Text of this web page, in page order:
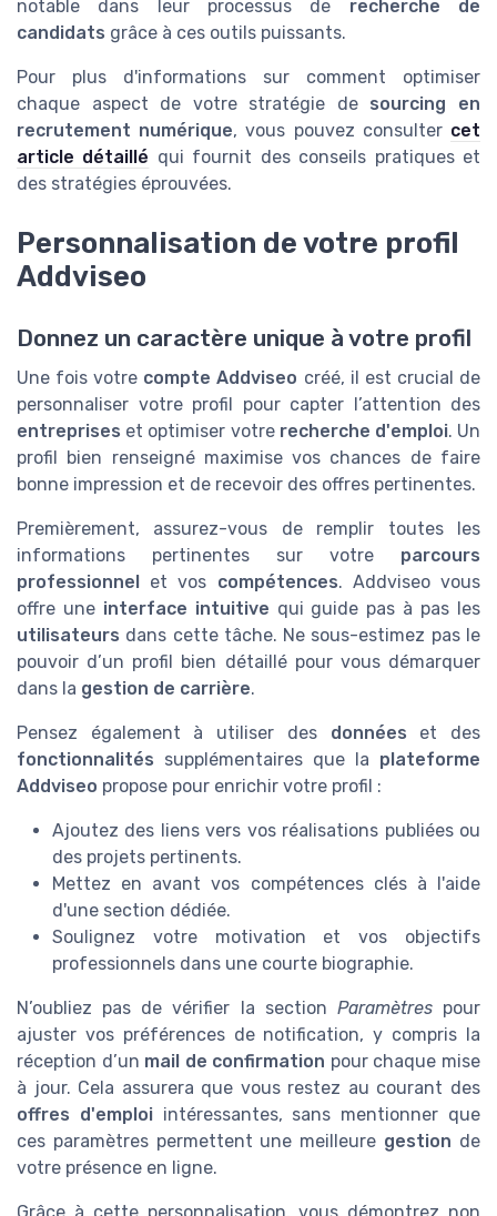
notable dans leur processus de recherche de
candidats grâce à ces outils puissants.
Pour plus d'informations sur comment optimiser
chaque aspect de votre stratégie de sourcing en
recrutement numérique, vous pouvez consulter cet
article détaillé qui fournit des conseils pratiques et
des stratégies éprouvées.
Personnalisation de votre profil
Addviseo
Donnez un caractère unique à votre profil
Une fois votre compte Addviseo créé, il est crucial de
personnaliser votre profil pour capter l’attention des
entreprises et optimiser votre recherche d'emploi. Un
profil bien renseigné maximise vos chances de faire
bonne impression et de recevoir des offres pertinentes.
Premièrement, assurez-vous de remplir toutes les
informations pertinentes sur votre parcours
professionnel et vos compétences. Addviseo vous
offre une interface intuitive qui guide pas à pas les
utilisateurs dans cette tâche. Ne sous-estimez pas le
pouvoir d’un profil bien détaillé pour vous démarquer
dans la gestion de carrière.
Pensez également à utiliser des données et des
fonctionnalités supplémentaires que la plateforme
Addviseo propose pour enrichir votre profil :
Ajoutez des liens vers vos réalisations publiées ou
des projets pertinents.
Mettez en avant vos compétences clés à l'aide
d'une section dédiée.
Soulignez votre motivation et vos objectifs
professionnels dans une courte biographie.
N’oubliez pas de vérifier la section Paramètrespour
ajuster vos préférences de notification, y compris la
réception d’un mail de confirmation pour chaque mise
à jour. Cela assurera que vous restez au courant des
offres d'emploiintéressantes, sans mentionner que
ces paramètres permettent une meilleure gestion de
votre présence en ligne.